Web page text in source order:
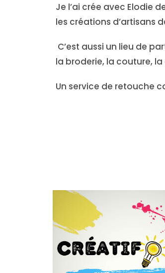
Je l’ai crée avec Elodie
les créations d’artisans
C’est aussi un lieu de
la broderie, la couture,
Un service de retouche